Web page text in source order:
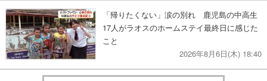
「帰りたくない」涙の別れ 鹿児島の中高生
17人がラオスのホームステイ最終日に感じた
こと
2026年8月6日(木) 18:40